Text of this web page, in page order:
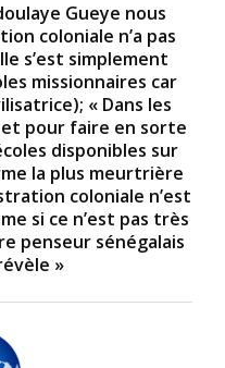
Gueye nous
coloniale n’a pas
s’est simplement
missionnaires car
« Dans les
pour faire en sorte
disponibles sur
la plus meurtrière
coloniale n’est
si ce n’est pas très
penseur sénégalais
»